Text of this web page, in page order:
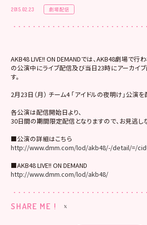
2015.02.23 劇場配信
AKB48 LIVE!! ON DEMANDでは、AKB48劇場で行
の公演中にライブ配信及び当日23時にアーカイ
す。
2月23日（月） チーム4 「アイドルの夜明け」公演を
各公演は配信開始日より、
30日間の期間限定配信となりますので、お見逃しな
■公演の詳細はこちら
http://www.dmm.com/lod/akb48/-/detail/=/
■AKB48 LIVE!! ON DEMAND
http://www.dmm.com/lod/akb48/
SHARE ME !